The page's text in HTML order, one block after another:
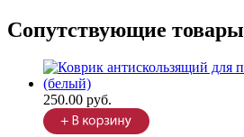
Сопутствующие товары
250.00 руб.